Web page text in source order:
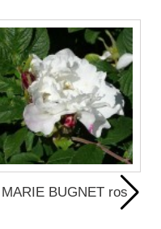
MARIE BUGNET ros